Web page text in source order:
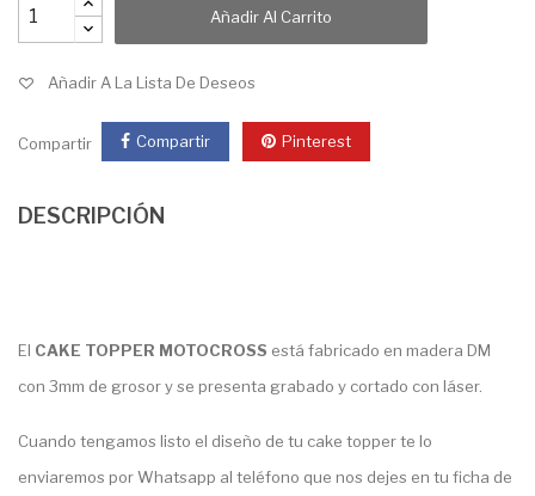
Añadir Al Carrito
Añadir A La Lista De Deseos
Compartir Compartir Pinterest
DESCRIPCIÓN
El CAKE TOPPER MOTOCROSS está fabricado en madera DM
con 3mm de grosor y se presenta grabado y cortado con láser.
Cuando tengamos listo el diseño de tu cake topper te lo
enviaremos por Whatsapp al teléfono que nos dejes en tu ficha de